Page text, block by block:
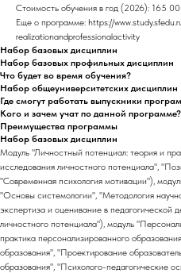
Стоимость обучения в год (2026): 165
Еще о программе: https://
realizationandprofessionalactivity
Набор базовых дисциплин
Набор базовых профильных дисциплин
Что будет во время обучения?
Набор общеуниверситетских дисциплин
Где смогут работать выпускники
Кого и зачем учат по данной программе?
Преимущества программы
Набор базовых дисциплин
Модуль "Личностный потенциал: теория и
исследования личностного потенциала",
"Современная психология мотивации"),
"Основы системологии", "Методология
экспертиза и оценивание в педагогической
личностного потенциала"), модуль
практика персонализированного
образования", "Проектирование
образования", "Психолого-педагогические